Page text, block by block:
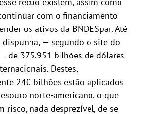
com o financiamento
os ativos da BNDESpar. Até
— segundo o site do
de 375.951 bilhões de dólares
Destes,
240 bilhões estão aplicados
norte-americano, o que
risco, nada desprezível, de se